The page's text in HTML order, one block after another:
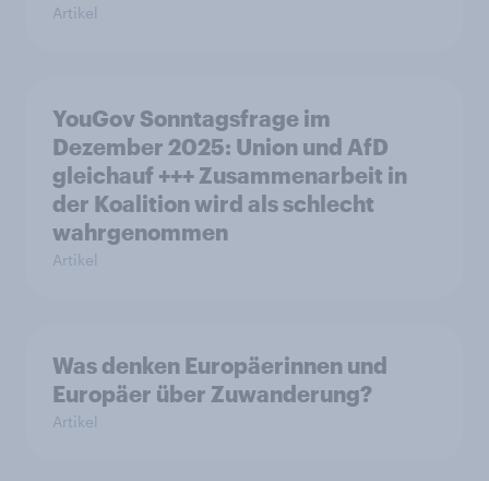
Artikel
YouGov Sonntagsfrage im
Dezember 2025: Union und AfD
gleichauf +++ Zusammenarbeit in
der Koalition wird als schlecht
wahrgenommen
Artikel
Was denken Europäerinnen und
Europäer über Zuwanderung?
Artikel